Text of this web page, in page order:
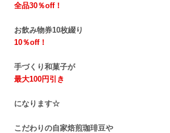
全品30％off！
お飲み物券10枚綴り
10％off！
手づくり和菓子が
最大100円引き
になります☆
こだわりの自家焙煎珈琲豆や